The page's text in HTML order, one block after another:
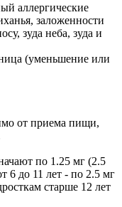
аллергические
заложенности
зуда неба, зуда и
(уменьшение или
от приема пищи,
по 1.25 мг (2.5
6 до 11 лет - по 2.5 мг
старше 12 лет